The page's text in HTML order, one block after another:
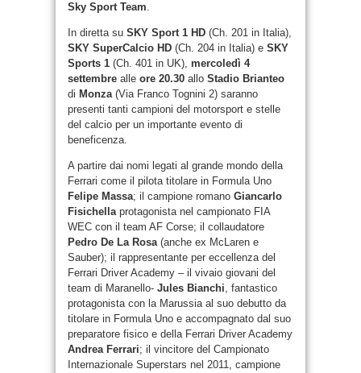
Sky Sport Team.
In diretta su SKY Sport 1 HD (Ch. 201 in Italia),
SKY SuperCalcio HD (Ch. 204 in Italia) e SKY
Sports 1 (Ch. 401 in UK), mercoledì 4
settembre alle ore 20.30 allo Stadio Brianteo
di Monza(Via Franco Tognini 2) saranno
presenti tanti campioni del motorsport e stelle
del calcio per un importante evento di
beneficenza.
A partire dai nomi legati al grande mondo della
Ferrari come il pilota titolare in Formula Uno
Felipe Massa; il campione romano Giancarlo
Fisichellaprotagonista nel campionato FIA
WEC con il team AF Corse; il collaudatore
Pedro De La Rosa(anche ex McLaren e
Sauber); il rappresentante per eccellenza del
Ferrari Driver Academy – il vivaio giovani del
team di Maranello- Jules Bianchi, fantastico
protagonista con la Marussia al suo debutto da
titolare in Formula Uno e accompagnato dal suo
preparatore fisico e della Ferrari Driver Academy
Andrea Ferrari; il vincitore del Campionato
Internazionale Superstars nel 2011, campione